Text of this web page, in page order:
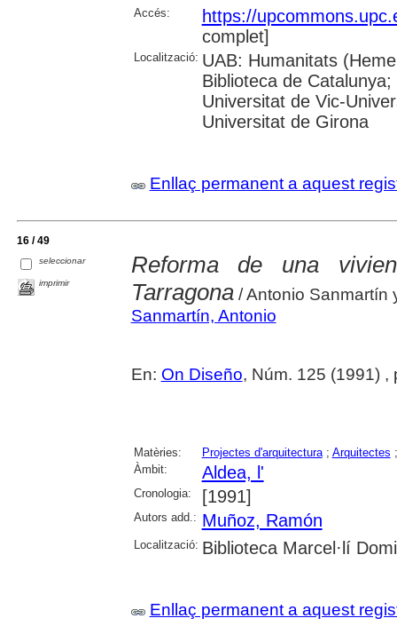
Accés:
https://
complet]
Localització: UAB: Humanitats
Biblioteca de
Universitat de Vic-
Universitat de Girona
Enllaç permanent a aquest
16 / 49
seleccionar
imprimir
Reforma de una
Tarragona/ Antonio Sanmartín
Sanmartín, Antonio
En: On Diseño, Núm. 125 (1991) ,
Matèries: Projectes d'arquitectura; Arquitectes
Àmbit:
Aldea, l'
Cronologia: [1991]
Autors add.: Muñoz, Ramón
Localització: Biblioteca Marcel·lí
Enllaç permanent a aquest